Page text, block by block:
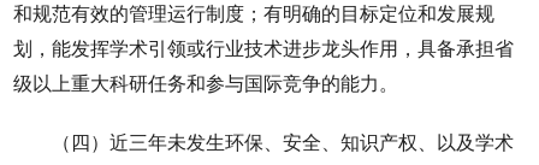
和规范有效的管理运行制度；有明确的目标定位和发展规
划，能发挥学术引领或行业技术进步龙头作用，具备承担省
级以上重大科研任务和参与国际竞争的能力。
（四）近三年未发生环保、安全、知识产权、以及学术